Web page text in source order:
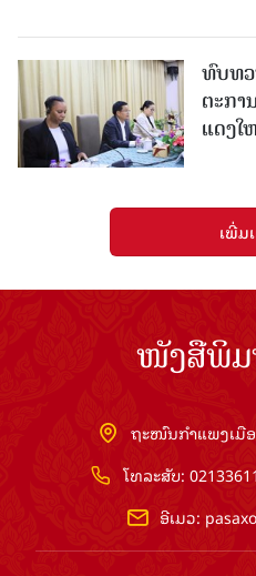
ທົບທວ
ຕະກ
ແດງໃ
ເພີ່ມ
ໜັງສືພິມ
ຖະໜົນກຳແພງເມື
ໂທລະສັບ:
ອີເມວ: